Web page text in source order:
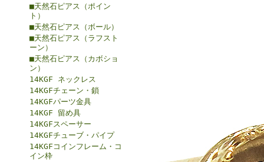
■天然石ピアス（ポイン
ト）
■天然石ピアス（ボール）
■天然石ピアス（ラフスト
ーン）
■天然石ピアス（カボショ
ン）
14KGF ネックレス
14KGFチェーン・鎖
14KGFパーツ金具
14KGF 留め具
14KGFスペーサー
14KGFチューブ・パイプ
14KGFコインフレーム・コ
イン枠